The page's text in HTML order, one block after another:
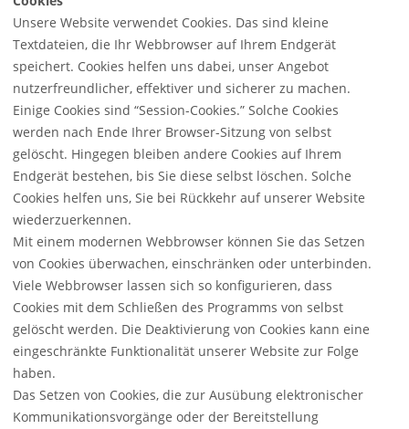
Unsere Website verwendet Cookies. Das sind kleine
Textdateien, die Ihr Webbrowser auf Ihrem Endgerät
speichert. Cookies helfen uns dabei, unser Angebot
nutzerfreundlicher, effektiver und sicherer zu machen.
Einige Cookies sind “Session-Cookies.” Solche Cookies
werden nach Ende Ihrer Browser-Sitzung von selbst
gelöscht. Hingegen bleiben andere Cookies auf Ihrem
Endgerät bestehen, bis Sie diese selbst löschen. Solche
Cookies helfen uns, Sie bei Rückkehr auf unserer Website
wiederzuerkennen.
Mit einem modernen Webbrowser können Sie das Setzen
von Cookies überwachen, einschränken oder unterbinden.
Viele Webbrowser lassen sich so konfigurieren, dass
Cookies mit dem Schließen des Programms von selbst
gelöscht werden. Die Deaktivierung von Cookies kann eine
eingeschränkte Funktionalität unserer Website zur Folge
haben.
Das Setzen von Cookies, die zur Ausübung elektronischer
Kommunikationsvorgänge oder der Bereitstellung